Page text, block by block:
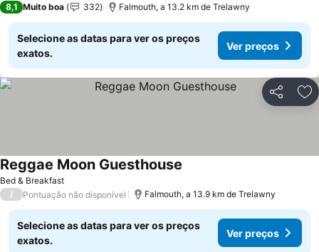
8,1 Muito boa 332 Falmouth, a 13.2 km de Trelawny
Selecione as datas para ver os preços
exatos.
Ver preços
Partilhar
Bed & Breakfast
Reggae Moon Guesthouse
/ Pontuação não disponível Falmouth, a 13.9 km de Trelawny
Selecione as datas para ver os preços
exatos.
Ver preços